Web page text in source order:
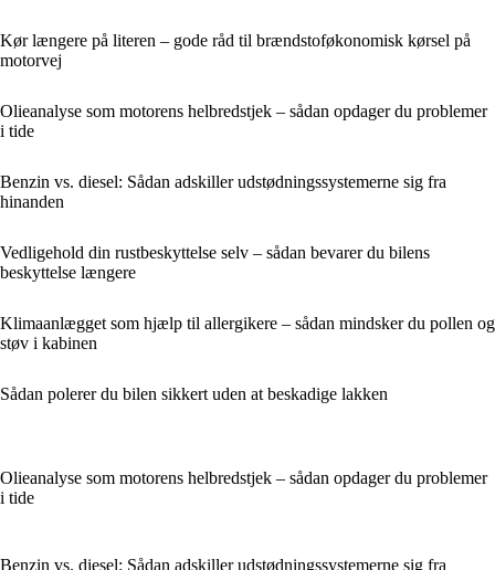
Kør længere på literen – gode råd til brændstoføkonomisk kørsel på
motorvej
Olieanalyse som motorens helbredstjek – sådan opdager du problemer
i tide
Benzin vs. diesel: Sådan adskiller udstødningssystemerne sig fra
hinanden
Vedligehold din rustbeskyttelse selv – sådan bevarer du bilens
beskyttelse længere
Klimaanlægget som hjælp til allergikere – sådan mindsker du pollen og
støv i kabinen
Sådan polerer du bilen sikkert uden at beskadige lakken
Olieanalyse som motorens helbredstjek – sådan opdager du problemer
i tide
Benzin vs. diesel: Sådan adskiller udstødningssystemerne sig fra